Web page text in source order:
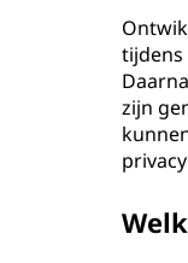
tijdens
zijn